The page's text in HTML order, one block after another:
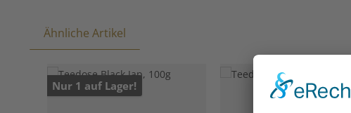
Ähnliche Artikel
Produktgalerie überspringen
Nur 1 auf Lager!